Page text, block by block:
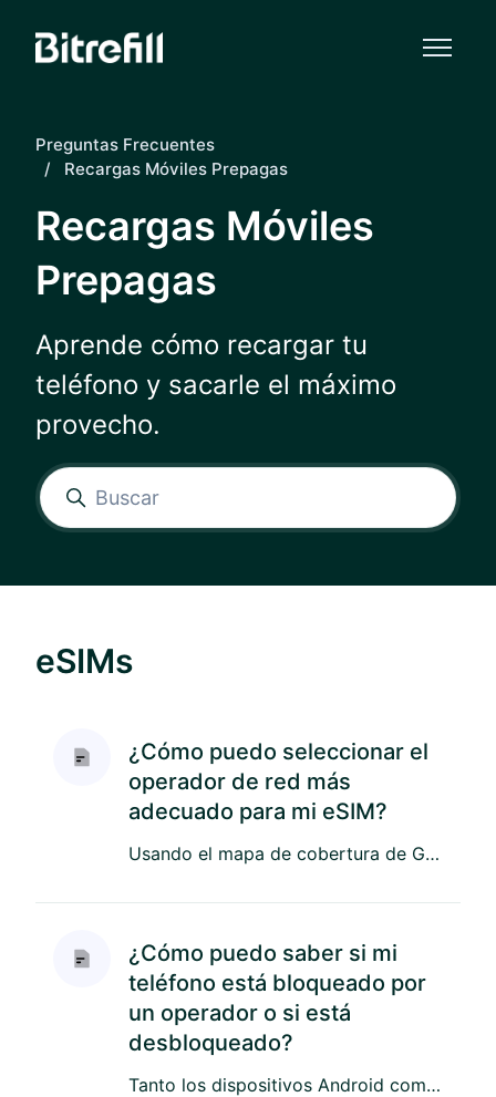
Preguntas Frecuentes
Recargas Móviles Prepagas
Recargas Móviles
Prepagas
Aprende cómo recargar tu
teléfono y sacarle el máximo
provecho.
eSIMs
¿Cómo puedo seleccionar el
operador de red más
adecuado para mi eSIM?
Usando el mapa de cobertura de GSMA puedes seleccionar tu país, acercar la vista a tu ciudad o región y comparar qué...
¿Cómo puedo saber si mi
teléfono está bloqueado por
un operador o si está
desbloqueado?
Tanto los dispositivos Android como los Apple pueden usar eSIM, pero debes confirmar que tu dispositivo no esté bloqu...